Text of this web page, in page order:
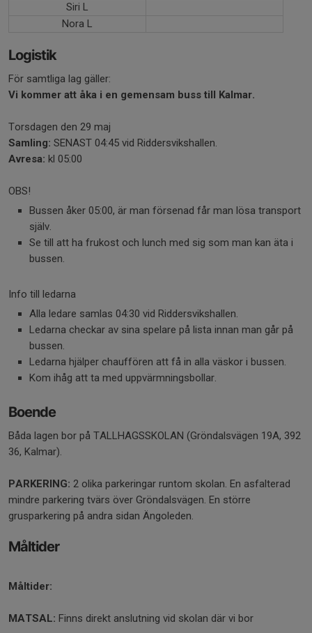
Siri L
Nora L
Logistik
För samtliga lag gäller:
Vi kommer att åka i en gemensam buss till Kalmar.
Torsdagen den 29 maj
Samling: SENAST 04:45 vid Riddersvikshallen.
Avresa: kl 05:00
OBS!
Bussen åker 05:00, är man försenad får man lösa transport
själv.
Se till att ha frukost och lunch med sig som man kan äta i
bussen.
Info till ledarna
Alla ledare samlas 04:30 vid Riddersvikshallen.
Ledarna checkar av sina spelare på lista innan man går på
bussen.
Ledarna hjälper chauffören att få in alla väskor i bussen.
Kom ihåg att ta med uppvärmningsbollar.
Boende
Båda lagen bor på TALLHAGSSKOLAN (Gröndalsvägen 19A, 392
36, Kalmar).
PARKERING: 2 olika parkeringar runtom skolan. En asfalterad
mindre parkering tvärs över Gröndalsvägen. En större
grusparkering på andra sidan Ängoleden.
Måltider
Måltider:
MATSAL: Finns direkt anslutning vid skolan där vi bor